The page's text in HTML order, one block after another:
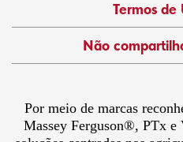
Termos de
Não
Por meio de marcas
Massey Ferguson®, PTx